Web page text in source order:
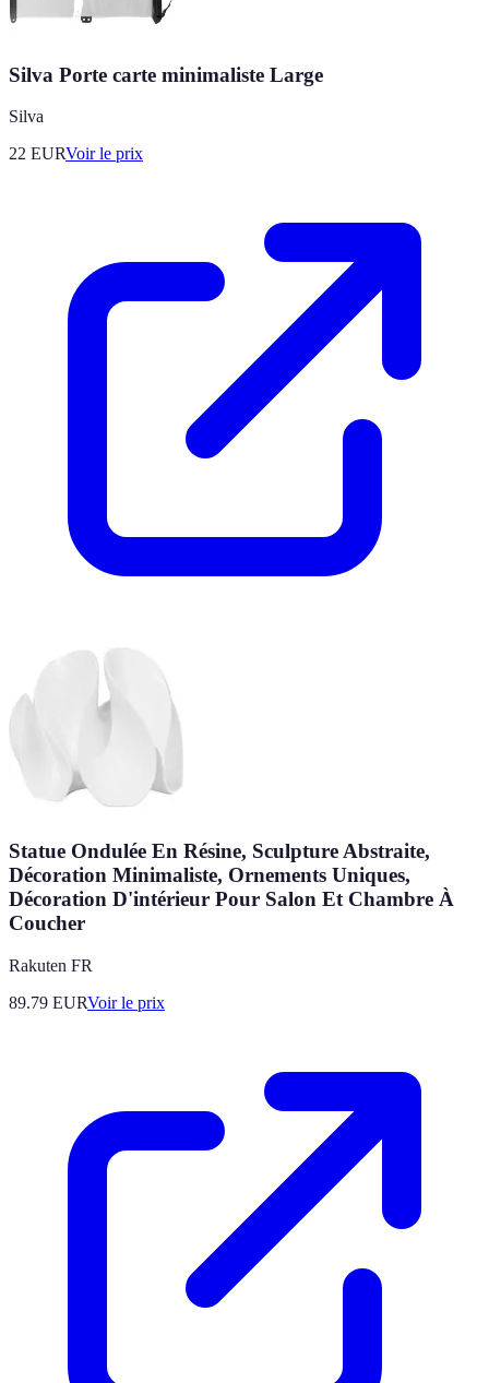
Silva Porte carte minimaliste Large
Silva
22 EURVoir le prix
Statue Ondulée En Résine, Sculpture Abstraite,
Décoration Minimaliste, Ornements Uniques,
Décoration D'intérieur Pour Salon Et Chambre À
Coucher
Rakuten FR
89.79 EURVoir le prix